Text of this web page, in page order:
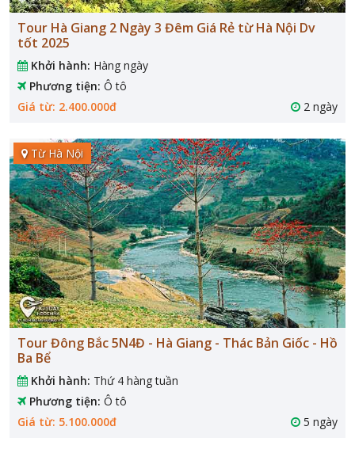
Tour Hà Giang 2 Ngày 3 Đêm Giá Rẻ từ Hà Nội Dv
tốt 2025
Khởi hành: Hàng ngày
Phương tiện: Ô tô
Giá từ: 2.400.000đ
2 ngày
Từ Hà Nội
Tour Đông Bắc 5N4Đ - Hà Giang - Thác Bản Giốc - Hồ
Ba Bể
Khởi hành: Thứ 4 hàng tuần
Phương tiện: Ô tô
Giá từ: 5.100.000đ
5 ngày